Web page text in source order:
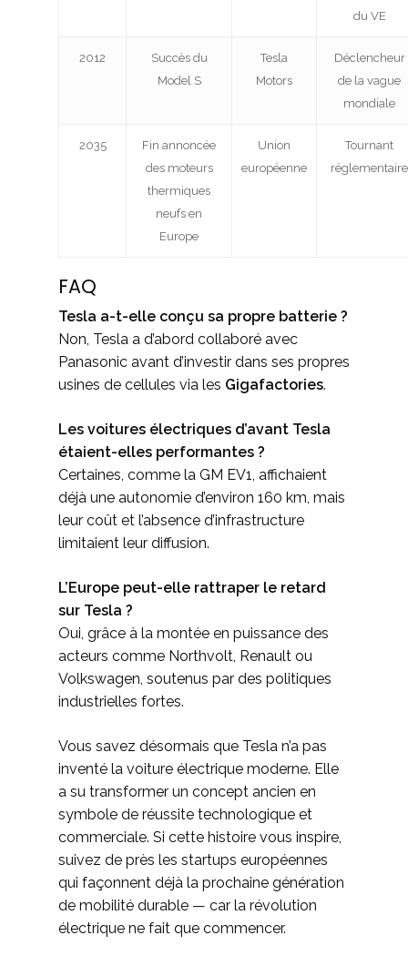
du VE
2012
Succès du
Model S
Tesla
Motors
Déclencheur
de la vague
mondiale
2035
Fin annoncée
des moteurs
thermiques
neufs en
Europe
Union
européenne
Tournant
réglementaire
FAQ
Tesla a-t-elle conçu sa propre batterie ?
Non, Tesla a d’abord collaboré avec
Panasonic avant d’investir dans ses propres
usines de cellules via les Gigafactories.
Les voitures électriques d’avant Tesla
étaient-elles performantes ?
Certaines, comme la GM EV1, affichaient
déjà une autonomie d’environ 160 km, mais
leur coût et l’absence d’infrastructure
limitaient leur diffusion.
L’Europe peut-elle rattraper le retard
sur Tesla ?
Oui, grâce à la montée en puissance des
acteurs comme Northvolt, Renault ou
Volkswagen, soutenus par des politiques
industrielles fortes.
Vous savez désormais que Tesla n’a pas
inventé la voiture électrique moderne. Elle
a su transformer un concept ancien en
symbole de réussite technologique et
commerciale. Si cette histoire vous inspire,
suivez de près les startups européennes
qui façonnent déjà la prochaine génération
de mobilité durable — car la révolution
électrique ne fait que commencer.